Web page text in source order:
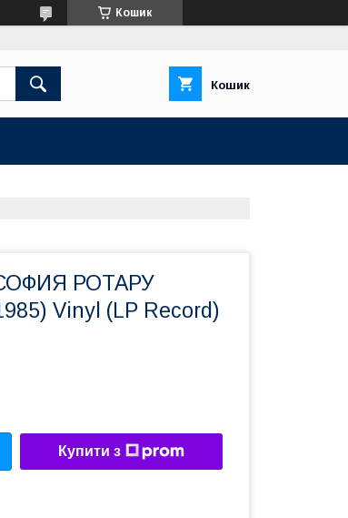
Кошик
Кошик
СОФИЯ РОТАРУ
Vinyl (LP Record)
Купити з